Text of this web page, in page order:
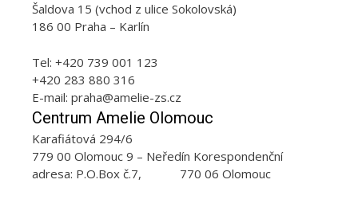
Šaldova 15 (vchod z ulice Sokolovská)
186 00 Praha – Karlín
Tel: +420 739 001 123
+420 283 880 316
E-mail: praha@amelie-zs.cz
Centrum Amelie Olomouc
Karafiátová 294/6
779 00 Olomouc 9 – Neředín Korespondenční
adresa: P.O.Box č.7, 770 06 Olomouc